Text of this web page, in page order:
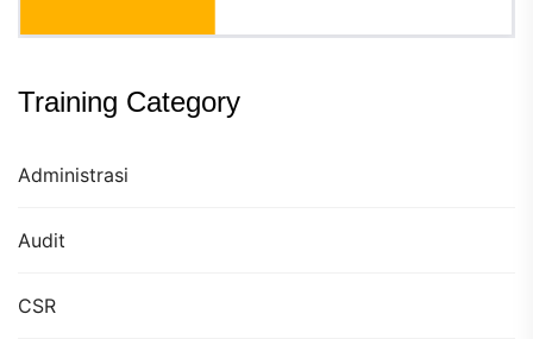
Training Category
Administrasi
Audit
CSR